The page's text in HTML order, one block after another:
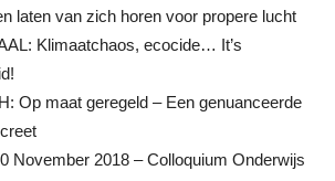
laten van zich horen voor propere lucht
Klimaatchaos, ecocide… It’s
Op maat geregeld – Een genuanceerde
November 2018 – Colloquium Onderwijs